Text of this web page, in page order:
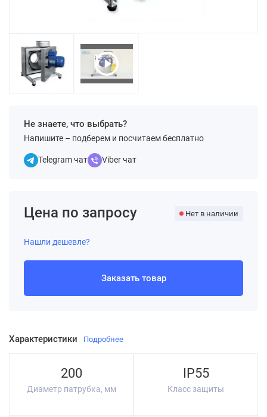
Не знаете, что выбрать?
Напишите – подберем и посчитаем бесплатно
Telegram чат Viber чат
Характеристики Подробнее
200
Диаметр патрубка, мм
IP55
Класс защиты
Цена по запросу Нет в наличии
Нашли дешевле?
Заказать товар